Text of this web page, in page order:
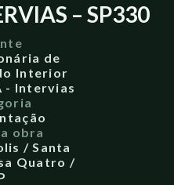
– SP330
de
Interior
- Intervias
obra
/ Santa
Quatro /